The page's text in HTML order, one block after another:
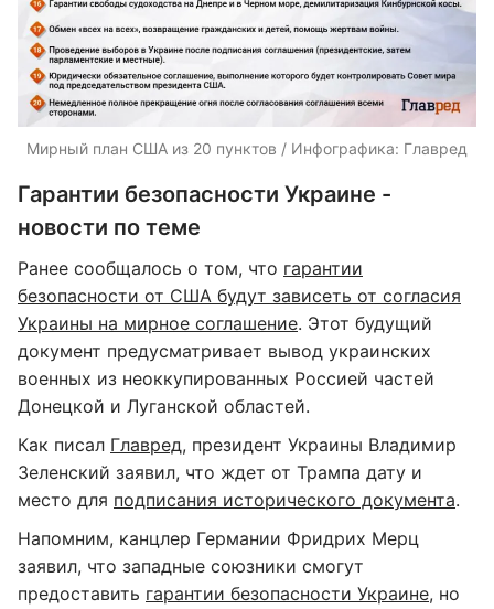
Мирный план США из 20 пунктов / Инфографика: Главред
Гарантии безопасности Украине -
новости по теме
Ранее сообщалось о том, что гарантии
безопасности от США будут зависеть от согласия
Украины на мирное соглашение. Этот будущий
документ предусматривает вывод украинских
военных из неоккупированных Россией частей
Донецкой и Луганской областей.
Как писал Главред, президент Украины Владимир
Зеленский заявил, что ждет от Трампа дату и
место для подписания исторического документа.
Напомним, канцлер Германии Фридрих Мерц
заявил, что западные союзники смогут
предоставить гарантии безопасности Украине, но